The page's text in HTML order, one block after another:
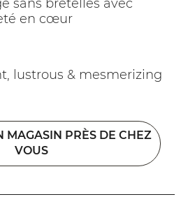
sans bretelles avec
en cœur
lustrous & mesmerizing
MAGASIN PRÈS DE CHEZ
VOUS